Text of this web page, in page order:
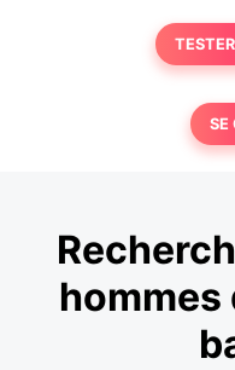
SE
hommes